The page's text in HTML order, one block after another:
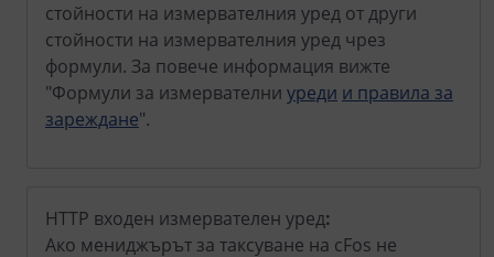
стойности на измервателния уред от други
стойности на измервателния уред чрез
формули. За повече информация вижте
"Формули за измервателни уреди и правила за
зареждане".
HTTP входен измервателен уред:
Ако мениджърът за таксуване на cFos не